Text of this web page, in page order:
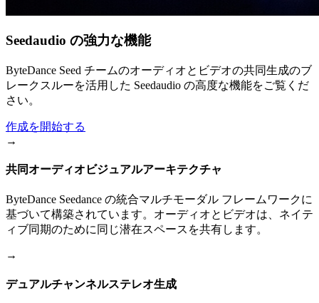
Seedaudio の強力な機能
ByteDance Seed チームのオーディオとビデオの共同生成のブ
レークスルーを活用した Seedaudio の高度な機能をご覧くだ
さい。
作成を開始する
→
共同オーディオビジュアルアーキテクチャ
ByteDance Seedance の統合マルチモーダル フレームワークに
基づいて構築されています。オーディオとビデオは、ネイテ
ィブ同期のために同じ潜在スペースを共有します。
→
デュアルチャンネルステレオ生成